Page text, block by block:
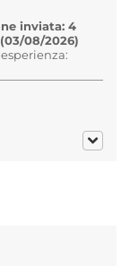
inviata: 4
08/2026)